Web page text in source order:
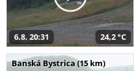
6.8. 20:31 24,2 °C
Banská Bystrica (15 km)